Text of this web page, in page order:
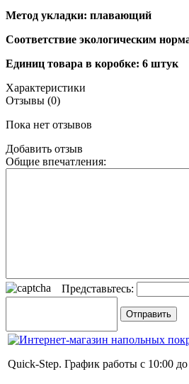
Метод укладки: плавающий
Соответствие экологическим
Единиц товара в коробке: 6 штук
Характеристики
Отзывы (0)
Пока нет отзывов
Добавить отзыв
Общие впечатления:
Представьтесь:
Quick-Step. График работы с 10:00